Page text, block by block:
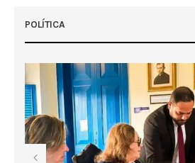
POLÍTICA